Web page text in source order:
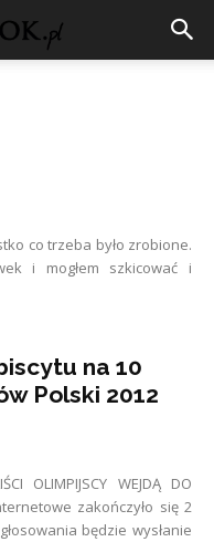
co trzeba było zrobione.
i mogłem szkicować i
na 10
Polski 2012
OLIMPIJSCY WEJDĄ DO
zakończyło się 2
będzie wysłanie